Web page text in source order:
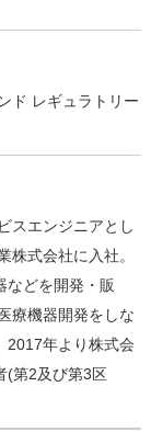
ド レギュラトリー
スエンジニアとし
株式会社に入社。
などを開発・販
療機器開発をしな
2017年より株式会
(第2及び第3区